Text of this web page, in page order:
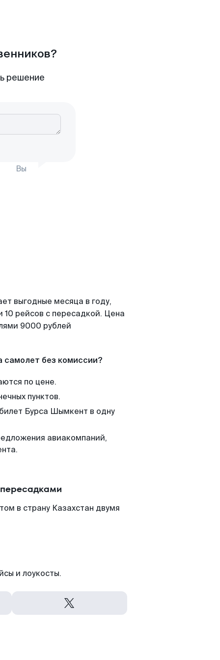
решение
Вы
выгодные месяца в году,
рейсов с пересадкой. Цена
9000 рублей
самолет без комиссии?
по цене.
пунктов.
Бурса Шымкент в одну
авиакомпаний,
в страну Казахстан двумя
и лоукосты.